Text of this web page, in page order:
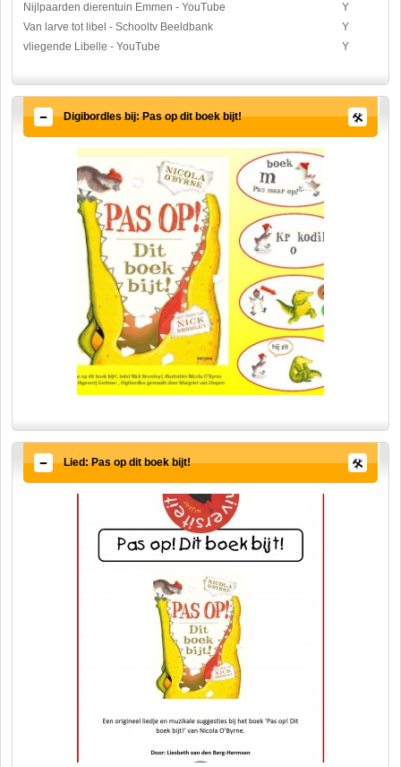
Nijlpaarden dierentuin Emmen - YouTube
Y
Van larve tot libel - Schooltv Beeldbank
Y
vliegende Libelle - YouTube
Y
Digibordles bij: Pas op dit boek bijt!
Lied: Pas op dit boek bijt!